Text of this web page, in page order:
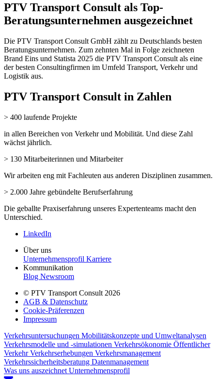
PTV Transport Consult als Top-
Beratungsunternehmen ausgezeichnet
Die PTV Transport Consult GmbH zählt zu Deutschlands besten
Beratungsunternehmen. Zum zehnten Mal in Folge zeichneten
Brand Eins und Statista 2025 die PTV Transport Consult als eine
der besten Consultingfirmen im Umfeld Transport, Verkehr und
Logistik aus.
PTV Transport Consult in Zahlen
> 400 laufende Projekte
in allen Bereichen von Verkehr und Mobilität. Und diese Zahl
wächst jährlich.
> 130 Mitarbeiterinnen und Mitarbeiter
Wir arbeiten eng mit Fachleuten aus anderen Disziplinen zusammen.
> 2.000 Jahre gebündelte Berufserfahrung
Die geballte Praxiserfahrung unseres Expertenteams macht den
Unterschied.
LinkedIn
Über uns
Unternehmensprofil Karriere
Kommunikation
Blog Newsroom
© PTV Transport Consult 2026
AGB & Datenschutz
Cookie-Präferenzen
Impressum
Verkehrsuntersuchungen Mobilitätskonzepte und Umweltanalysen
Verkehrsmodelle und -simulationen Verkehrsökonomie Öffentlicher
VerkehrVerkehrserhebungen Verkehrsmanagement
Verkehrssicherheitsberatung Datenmanagement
Was uns auszeichnet Unternehmensprofil